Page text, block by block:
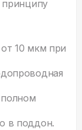
принципу
10 мкм при
в поддон.